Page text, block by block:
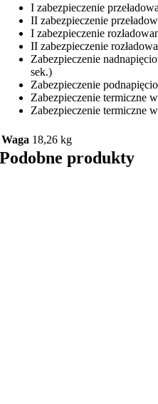
I zabezpieczenie
II zabezpieczenie
I zabezpieczenie
II zabezpieczenie
Zabezpieczenie
sek.)
Zabezpieczenie
Zabezpieczenie termiczne
Zabezpieczenie termiczne
Waga 18,26 kg
Podobne produkty